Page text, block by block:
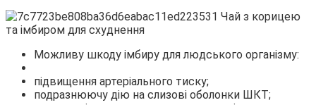
Можливу шкоду імбиру для людського організму:
підвищення артеріального тиску;
подразнюючу дію на слизові оболонки ШКТ;